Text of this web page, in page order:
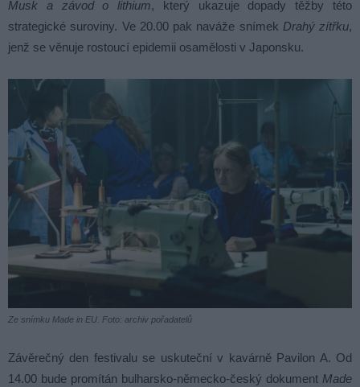
Musk a závod o lithium, který ukazuje dopady těžby této
strategické suroviny. Ve 20.00 pak naváže snímek Drahý zítřku,
jenž se věnuje rostoucí epidemii osamělosti v Japonsku.
Ze snímku Made in EU. Foto: archiv pořadatelů
Závěrečný den festivalu se uskuteční v kavárně Pavilon A. Od
14.00 bude promítán bulharsko-německo-český dokument Made